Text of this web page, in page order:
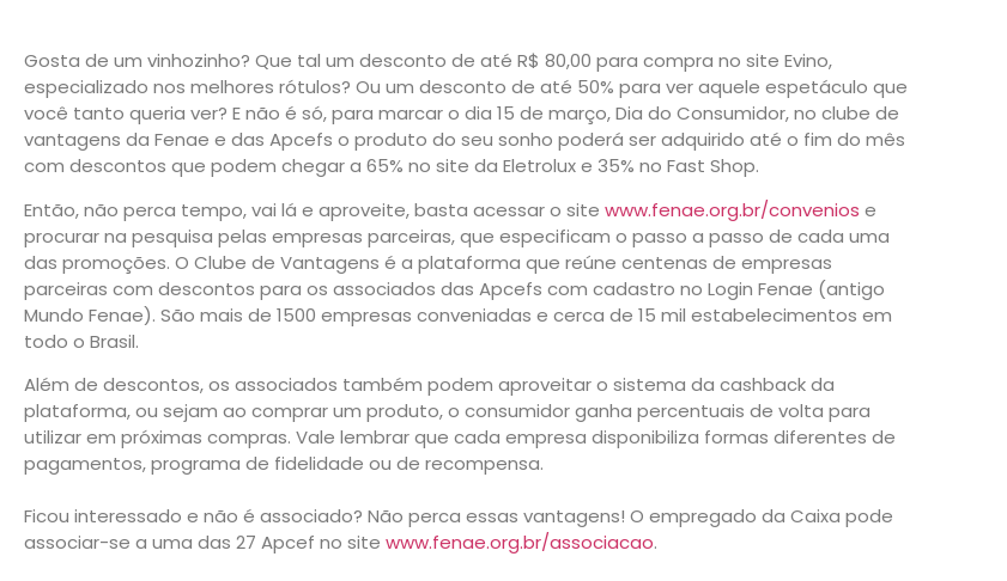
Gosta de um vinhozinho? Que tal um desconto de até R$ 80,00 para compra no site Evino,
especializado nos melhores rótulos? Ou um desconto de até 50% para ver aquele espetáculo que
você tanto queria ver? E não é só, para marcar o dia 15 de março, Dia do Consumidor, no clube de
vantagens da Fenae e das Apcefs o produto do seu sonho poderá ser adquirido até o fim do mês
com descontos que podem chegar a 65% no site da Eletrolux e 35% no Fast Shop.
Então, não perca tempo, vai lá e aproveite, basta acessar o site www.fenae.org.br/convenios e
procurar na pesquisa pelas empresas parceiras, que especificam o passo a passo de cada uma
das promoções. O Clube de Vantagens é a plataforma que reúne centenas de empresas
parceiras com descontos para os associados das Apcefs com cadastro no Login Fenae (antigo
Mundo Fenae). São mais de 1500 empresas conveniadas e cerca de 15 mil estabelecimentos em
todo o Brasil.
Além de descontos, os associados também podem aproveitar o sistema da cashback da
plataforma, ou sejam ao comprar um produto, o consumidor ganha percentuais de volta para
utilizar em próximas compras. Vale lembrar que cada empresa disponibiliza formas diferentes de
pagamentos, programa de fidelidade ou de recompensa.
Ficou interessado e não é associado? Não perca essas vantagens! O empregado da Caixa pode
associar-se a uma das 27 Apcef no site www.fenae.org.br/associacao.